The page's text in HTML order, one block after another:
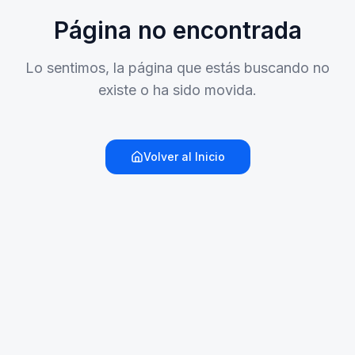
Página no encontrada
Lo sentimos, la página que estás buscando no
existe o ha sido movida.
Volver al Inicio